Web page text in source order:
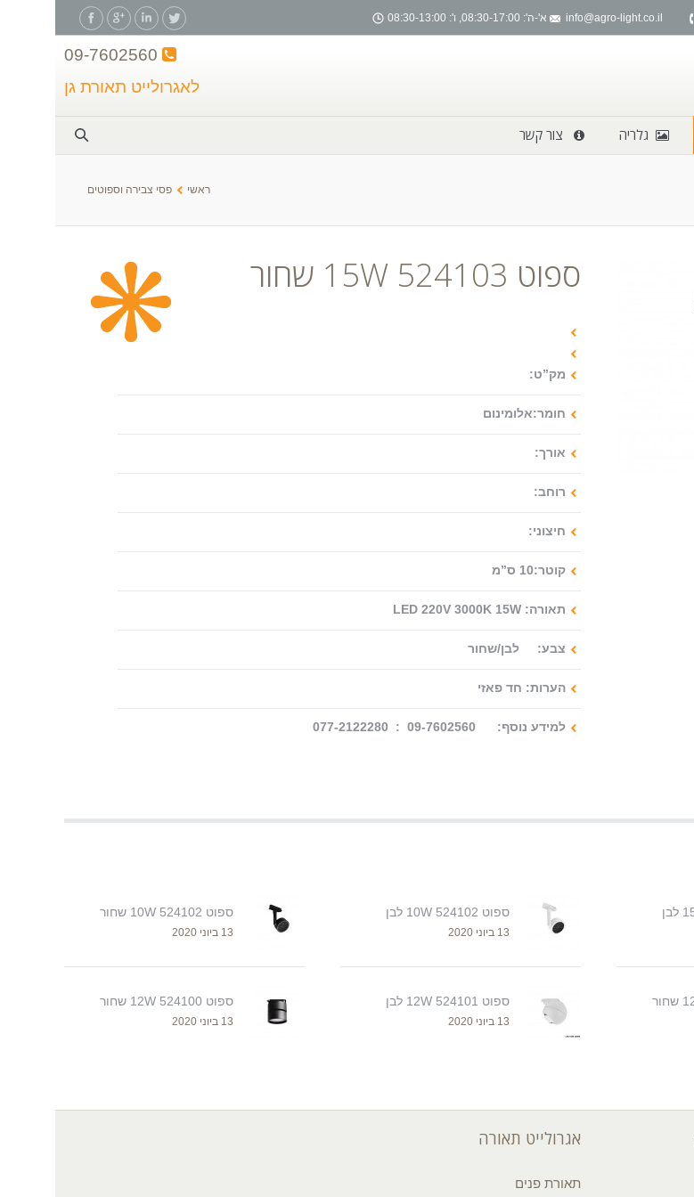
info@agro-light.co.il א'-ה': 08:30-17:00, ו': 08:30-13:00
לאגרולייט תאורת גן
גלריה צור קשר
ראשי פסי צבירה וספוטים
ספוט 524103 15W שחור
מק”ט:
חומר:אלומינום
אורך:
רוחב:
חיצוני:
קוטר:10 ס”מ
תאורה: LED 220V 3000K 15W
צבע: לבן/שחור
הערות: חד פאזי
למידע נוסף: 09-7602560 : 077-2122280
ספוט 524102 10W לבן
13 ביוני 2020
ספוט 524102 10W שחור
13 ביוני 2020
ספוט 524101 12W לבן
13 ביוני 2020
ספוט 524100 12W שחור
13 ביוני 2020
אגרולייט תאורה
תאורת פנים